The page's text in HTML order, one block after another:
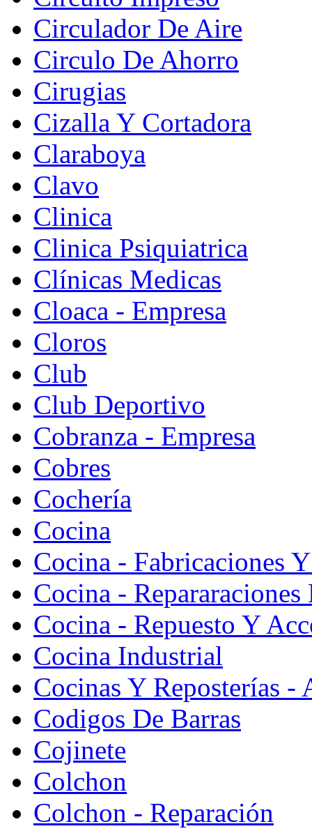
Circulador De Aire
Circulo De Ahorro
Cirugias
Cizalla Y Cortadora
Claraboya
Clavo
Clinica
Clinica Psiquiatrica
Clínicas Medicas
Cloaca - Empresa
Cloros
Club
Club Deportivo
Cobranza - Empresa
Cobres
Cochería
Cocina
Cocina - Fabricaciones
Cocina - Repararaciones
Cocina - Repuesto Y
Cocina Industrial
Cocinas Y Reposterías -
Codigos De Barras
Cojinete
Colchon
Colchon - Reparación